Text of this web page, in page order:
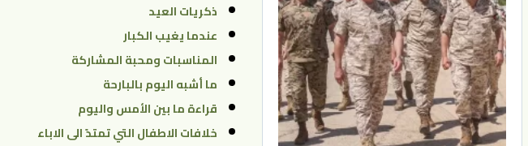
ذكريات العيد
عندما يغيب الكبار
المناسبات ومحبة المشاركة
ما أشبه اليوم بالبارحة
قراءة ما بين الأمس واليوم
خلافات الاطفال التي تمتدً الى الاباء